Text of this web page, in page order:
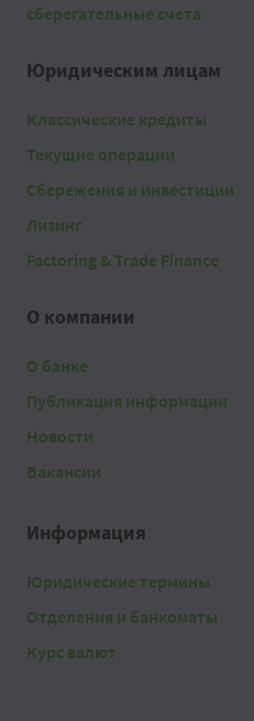
сберегательные счета
Юридическим лицам
Классические кредиты
Текущие операции
Сбережения и инвестиции
Лизинг
Factoring & Trade Finance
О компании
О банке
Публикация информации
Новости
Вакансии
Информация
Юридические термины
Отделения и банкоматы
Курс валют